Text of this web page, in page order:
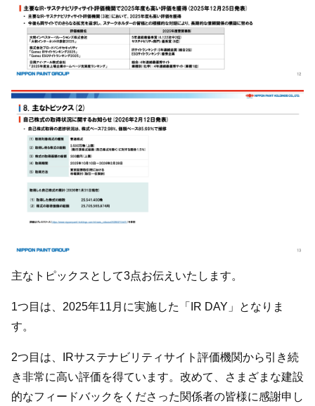
主なトピックスとして3点お伝えいたします。
1つ目は、2025年11月に実施した「IR DAY」となりま
す。
2つ目は、IRサステナビリティサイト評価機関から引き続
き非常に高い評価を得ています。改めて、さまざまな建設
的なフィードバックをくださった関係者の皆様に感謝申し